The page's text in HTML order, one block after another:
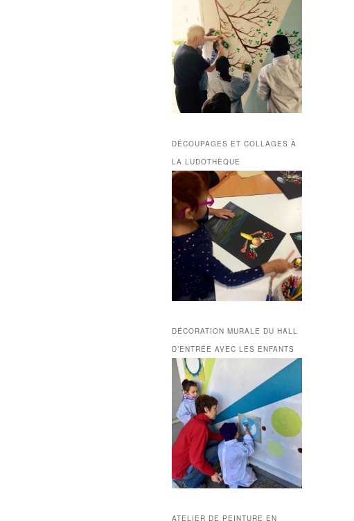
DÉCOUPAGES ET COLLAGES À
LA LUDOTHÈQUE
DÉCORATION MURALE DU HALL
D’ENTRÉE AVEC LES ENFANTS
ATELIER DE PEINTURE EN